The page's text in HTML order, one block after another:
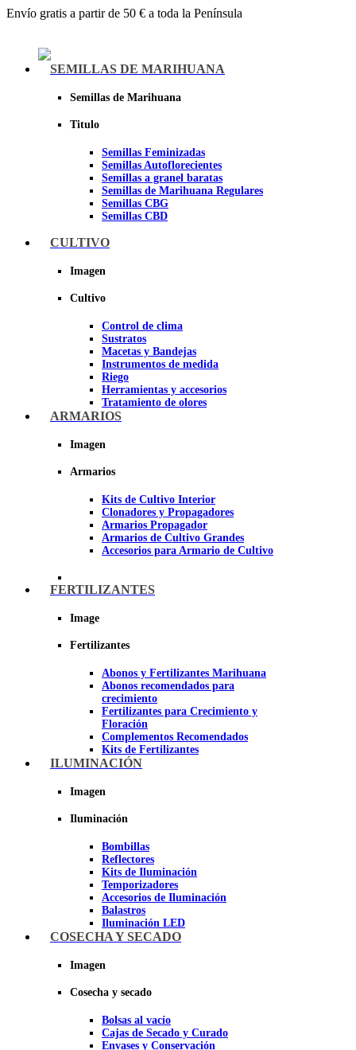
Envío gratis a partir de 50 € a toda la Península
SEMILLAS DE MARIHUANA
Semillas de Marihuana
Titulo
Semillas Feminizadas
Semillas Autoflorecientes
Semillas a granel baratas
Semillas de Marihuana Regulares
Semillas CBG
Semillas CBD
Sheer seeds
CULTIVO
Imagen
Cultivo
Control de clima
Sustratos
Macetas y Bandejas
Instrumentos de medida
Riego
Herramientas y accesorios
Tratamiento de olores
Insecticidas y fungicidas
Papel Reflectante para cultivo de
ARMARIOS
Imagen
Armarios
Kits de Cultivo Interior
Clonadores y Propagadores
Armarios Propagador
Armarios de Cultivo Grandes
Accesorios para Armario de Cultivo
FERTILIZANTES
Image
Fertilizantes
Abonos y Fertilizantes Marihuana
Abonos recomendados para
crecimiento
Fertilizantes para Crecimiento y
Floración
Complementos Recomendados
Kits de Fertilizantes
ILUMINACIÓN
Imagen
Iluminación
Bombillas
Reflectores
Kits de Iluminación
Temporizadores
Accesorios de Iluminación
Balastros
Iluminación LED
Iluminación LEC
COSECHA Y SECADO
Imagen
Cosecha y secado
Bolsas al vacío
Cajas de Secado y Curado
Envases y Conservación